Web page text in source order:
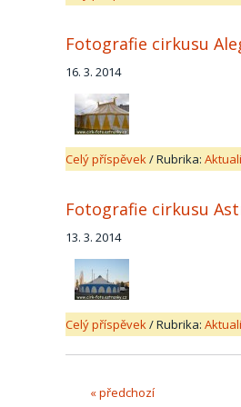
Fotografie cirkusu
16. 3. 2014
Celý příspěvek/Rubrika:
Fotografie cirkusu
13. 3. 2014
Celý příspěvek/Rubrika:
« předchozí